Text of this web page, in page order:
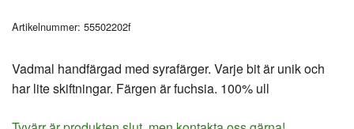
Artikelnummer: 55502202f
Vadmal handfärgad med syrafärger. Varje bit är unik och
har lite skiftningar. Färgen är fuchsia. 100% ull